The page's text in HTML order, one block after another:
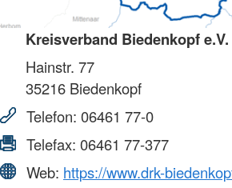
Kreisverband Biedenkopf e.V.
Hainstr. 77
35216 Biedenkopf
Telefon: 06461 77-0
Telefax: 06461 77-377
Web: https://www.drk-